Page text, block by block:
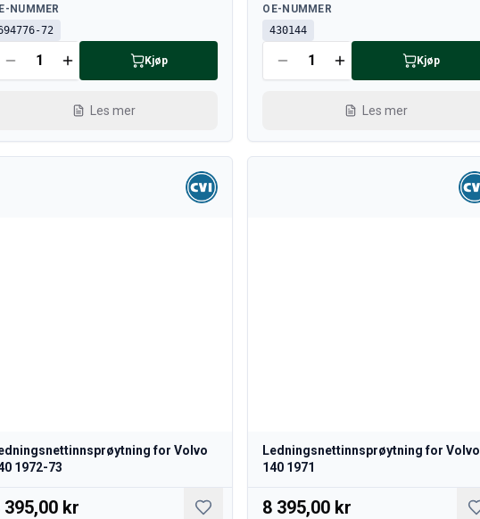
NUMMER
72
Kjøp
Les mer
Tilgjengelig
OE-NUMMER
430144
Kjøp
Les mer
for Volvo
1972-73
395,00 kr
Ledningsnettinnsprøytning for Volvo
140 1971
8 395,00 kr